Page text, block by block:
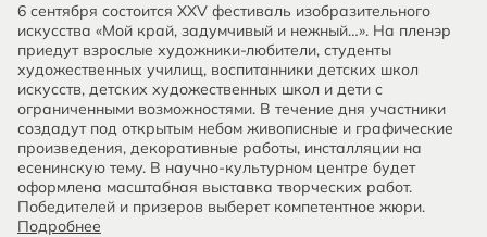
6 сентября состоится XXV фестиваль изобразительного
искусства «Мой край, задумчивый и нежный…». На пленэр
приедут взрослые художники-любители, студенты
художественных училищ, воспитанники детских школ
искусств, детских художественных школ и дети с
ограниченными возможностями. В течение дня участники
создадут под открытым небом живописные и графические
произведения, декоративные работы, инсталляции на
есенинскую тему. В научно-культурном центре будет
оформлена масштабная выставка творческих работ.
Победителей и призеров выберет компетентное жюри.
Подробнее